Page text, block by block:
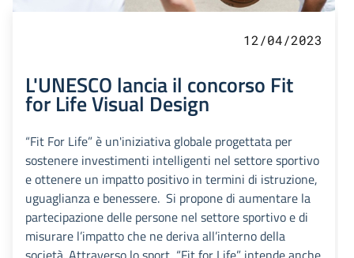
12/04/2023
L'UNESCO lancia il concorso Fit
for Life Visual Design
“Fit For Life” è un'iniziativa globale progettata per
sostenere investimenti intelligenti nel settore sportivo
e ottenere un impatto positivo in termini di istruzione,
uguaglianza e benessere. Si propone di aumentare la
partecipazione delle persone nel settore sportivo e di
misurare l’impatto che ne deriva all’interno della